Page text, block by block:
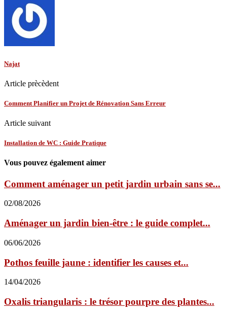
Najat
Article prècèdent
Comment Planifier un Projet de Rénovation Sans Erreur
Article suivant
Installation de WC : Guide Pratique
Vous pouvez également aimer
Comment aménager un petit jardin urbain sans se...
02/08/2026
Aménager un jardin bien-être : le guide complet...
06/06/2026
Pothos feuille jaune : identifier les causes et...
14/04/2026
Oxalis triangularis : le trésor pourpre des plantes...